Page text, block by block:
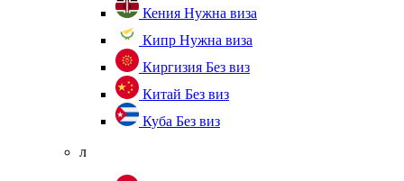
Кения Нужна виза
Кипр Нужна виза
Киргизия Без виз
Китай Без виз
Куба Без виз
л